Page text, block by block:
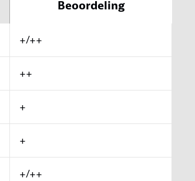
Beoordeling
+/++
++
+
+
+/++